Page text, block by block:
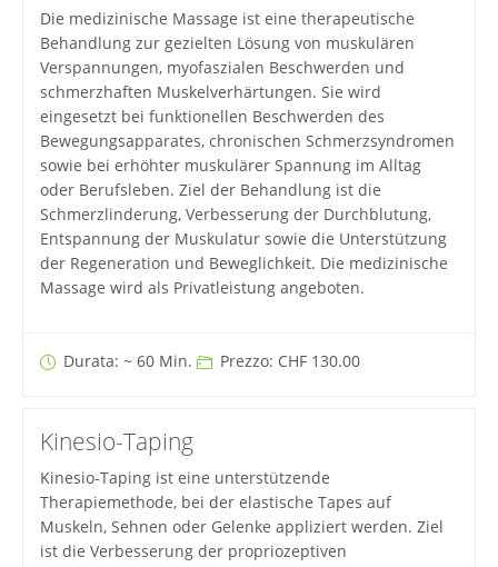
Die medizinische Massage ist eine therapeutische
Behandlung zur gezielten Lösung von muskulären
Verspannungen, myofaszialen Beschwerden und
schmerzhaften Muskelverhärtungen. Sie wird
eingesetzt bei funktionellen Beschwerden des
Bewegungsapparates, chronischen Schmerzsyndromen
sowie bei erhöhter muskulärer Spannung im Alltag
oder Berufsleben. Ziel der Behandlung ist die
Schmerzlinderung, Verbesserung der Durchblutung,
Entspannung der Muskulatur sowie die Unterstützung
der Regeneration und Beweglichkeit. Die medizinische
Massage wird als Privatleistung angeboten.
Durata: ~ 60 Min. Prezzo: CHF 130.00
Kinesio-Taping
Kinesio-Taping ist eine unterstützende
Therapiemethode, bei der elastische Tapes auf
Muskeln, Sehnen oder Gelenke appliziert werden. Ziel
ist die Verbesserung der propriozeptiven